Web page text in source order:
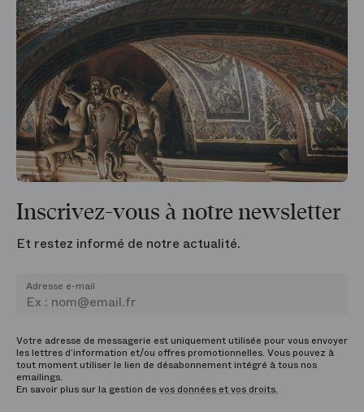
Inscrivez-vous à notre newsletter
Et restez informé de notre actualité.
Adresse e-mail
Votre adresse de messagerie est uniquement utilisée pour vous envoyer
les lettres d’information et/ou offres promotionnelles. Vous pouvez à
tout moment utiliser le lien de désabonnement intégré à tous nos
emailings.
En savoir plus sur la gestion de vos données et vos droits.